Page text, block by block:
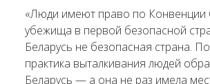
«Люди имеют право по
убежища в первой безопасной
Беларусь не безопасная страна.
практика выталкивания людей
Беларусь — а она не раз имела